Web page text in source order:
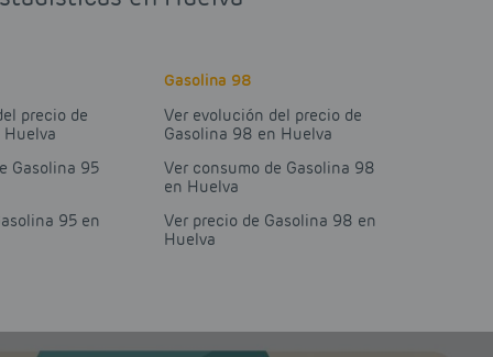
precio de
Huelva
Gasolina 95
95 en
Gasolina 98
Ver evolución del precio de
Gasolina 98 en Huelva
Ver consumo de Gasolina 98
en Huelva
Ver precio de Gasolina 98 en
Huelva